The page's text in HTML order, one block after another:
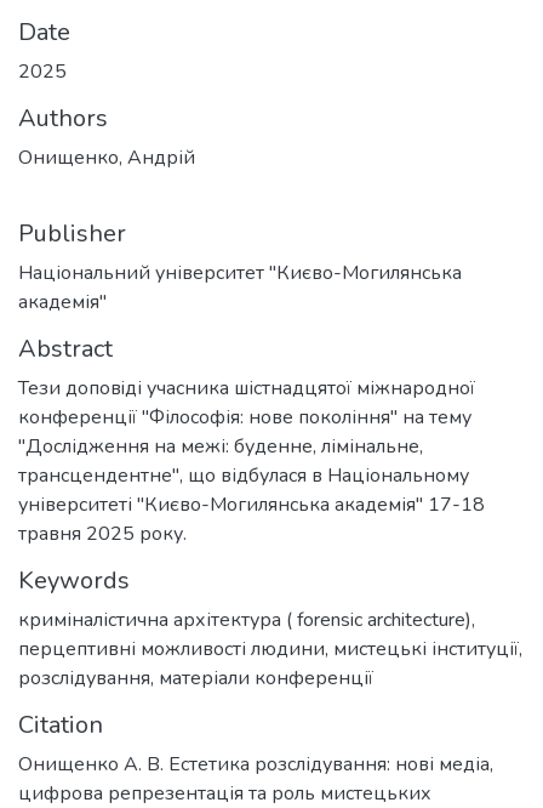
Date
2025
Authors
Онищенко, Андрій
Publisher
Національний університет "Києво-Могилянська
академія"
Abstract
Тези доповiді учасника шістнадцятої міжнародної
конференції "Філософія: нове покоління" на тему
"Дослідження на межі: буденне, лімінальне,
трансцендентне", що відбулася в Національному
університеті "Києво-Могилянська академія" 17-18
травня 2025 року.
Keywords
криміналістична архітектура ( forensic architecture),
перцептивні можливості людини, мистецькі інституції,
розслідування, матеріали конференції
Citation
Онищенко А. В. Естетика розслідування: нові медіа,
цифрова репрезентація та роль мистецьких